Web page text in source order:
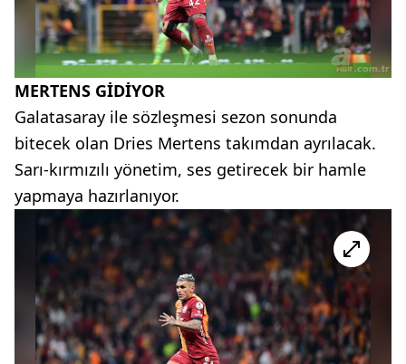
MERTENS GİDİYOR
Galatasaray ile sözleşmesi sezon sonunda
bitecek olan Dries Mertens takımdan ayrılacak.
Sarı-kırmızılı yönetim, ses getirecek bir hamle
yapmaya hazırlanıyor.